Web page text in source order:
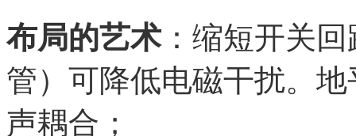
布局的艺术：缩短开关
管）可降低电磁干扰。
声耦合；